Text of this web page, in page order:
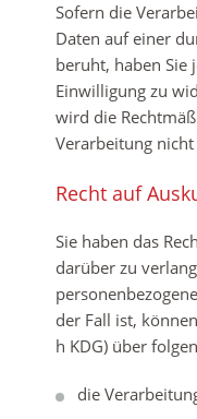
Sofern die
Daten auf einer
beruht, haben Sie
Einwilligung zu
wird die
Verarbeitung
Recht auf
Sie haben das
darüber zu
der Fall ist,
h KDG) über
die